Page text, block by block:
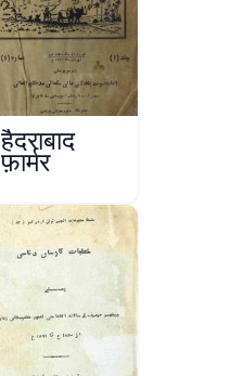
हैदराबाद
फ़ार्मर